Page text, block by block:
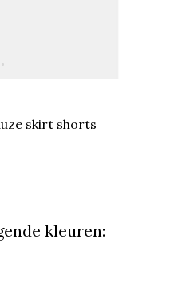
skirt shorts
kleuren: